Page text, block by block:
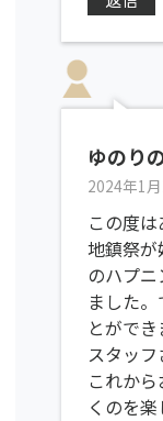
ゆのり
2024年1
この度
地鎮祭
のハプ
ました
とがで
スタッフ
これか
くのを楽